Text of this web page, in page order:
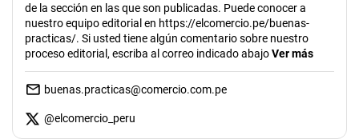
de la sección en las que son publicadas. Puede conocer a
nuestro equipo editorial en https://elcomercio.pe/buenas-
practicas/. Si usted tiene algún comentario sobre nuestro
proceso editorial, escriba al correo indicado abajoVer más
buenas.practicas@comercio.com.pe
@elcomercio_peru